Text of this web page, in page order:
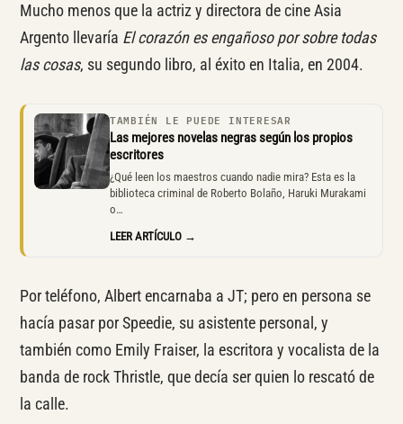
Mucho menos que la actriz y directora de cine Asia
Argento llevaría El corazón es engañoso por sobre todas
las cosas, su segundo libro, al éxito en Italia, en 2004.
TAMBIÉN LE PUEDE INTERESAR
Las mejores novelas negras según los propios
escritores
¿Qué leen los maestros cuando nadie mira? Esta es la
biblioteca criminal de Roberto Bolaño, Haruki Murakami
o…
LEER ARTÍCULO →
Por teléfono, Albert encarnaba a JT; pero en persona se
hacía pasar por Speedie, su asistente personal, y
también como Emily Fraiser, la escritora y vocalista de la
banda de rock Thristle, que decía ser quien lo rescató de
la calle.